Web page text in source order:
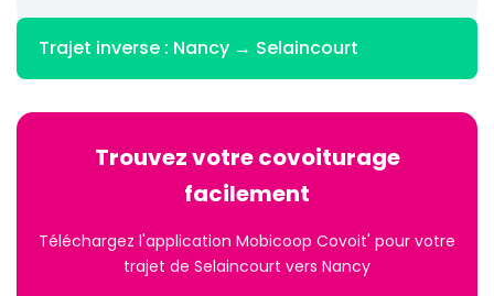
Trajet inverse : Nancy → Selaincourt
Trouvez votre covoiturage
facilement
Téléchargez l'application Mobicoop Covoit' pour votre
trajet de Selaincourt vers Nancy